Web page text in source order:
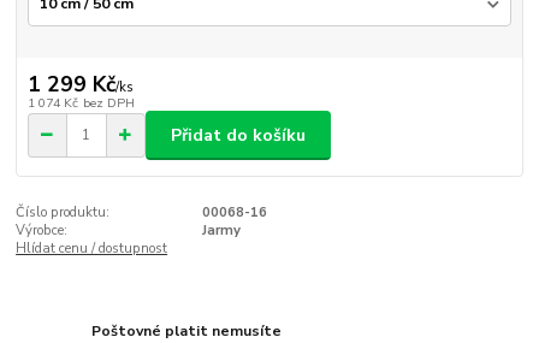
1 299 Kč/ks
1 074 Kč bez DPH
Přidat do košíku
Číslo produktu:
00068-16
Výrobce:
Jarmy
Hlídat cenu / dostupnost
Poštovné platit nemusíte